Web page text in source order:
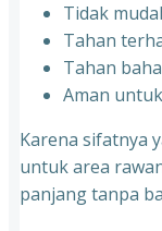
Tidak
Tahan
Tahan
Aman
Karena sifatnya
untuk area
panjang tanpa